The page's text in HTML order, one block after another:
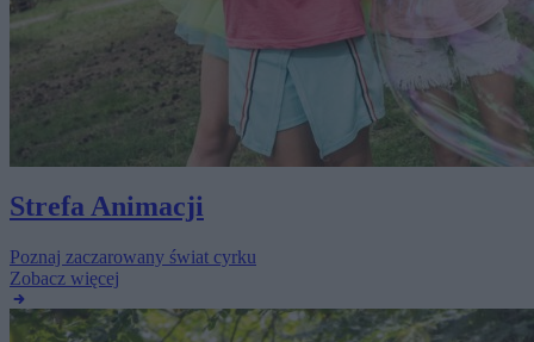
Strefa Animacji
Poznaj zaczarowany świat cyrku
Zobacz więcej